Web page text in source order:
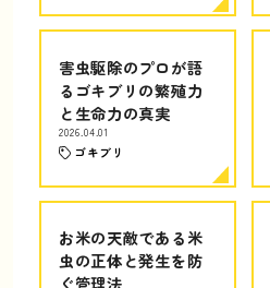
害虫駆除のプロが語
るゴキブリの繁殖力
と生命力の真実
2026.04.01
ゴキブリ
お米の天敵である米
虫の正体と発生を防